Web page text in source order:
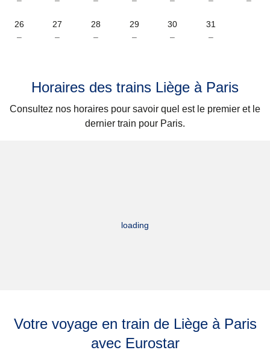
26
–
27
–
28
–
29
–
30
–
31
–
Horaires des trains Liège à Paris
Consultez nos horaires pour savoir quel est le premier et le
dernier train pour Paris.
loading
Votre voyage en train de Liège à Paris
avec Eurostar